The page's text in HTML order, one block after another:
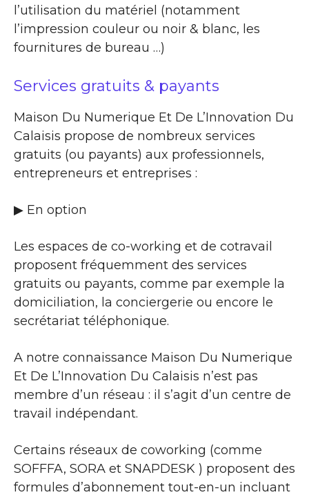
l’utilisation du matériel (notamment
l’impression couleur ou noir & blanc, les
fournitures de bureau …)
Services gratuits & payants
Maison Du Numerique Et De L’Innovation Du
Calaisis propose de nombreux services
gratuits (ou payants) aux professionnels,
entrepreneurs et entreprises :
▶​ En option
Les espaces de co-working et de cotravail
proposent fréquemment des services
gratuits ou payants, comme par exemple la
domiciliation, la conciergerie ou encore le
secrétariat téléphonique.
A notre connaissance Maison Du Numerique
Et De L’Innovation Du Calaisis n’est pas
membre d’un réseau : il s’agit d’un centre de
travail indépendant.
Certains réseaux de coworking (comme
SOFFFA, SORA et SNAPDESK ) proposent des
formules d’abonnement tout-en-un incluant